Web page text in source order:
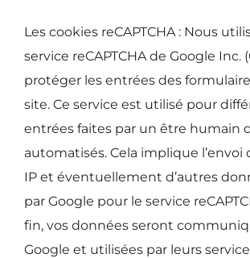
Les cookies reCAPTCHA : Nous
service reCAPTCHA de Google Inc.
protéger les entrées des
site. Ce service est utilisé pour
entrées faites par un être humain
automatisés. Cela implique l’envoi
IP et éventuellement d’autres
par Google pour le service
fin, vos données seront
Google et utilisées par leurs